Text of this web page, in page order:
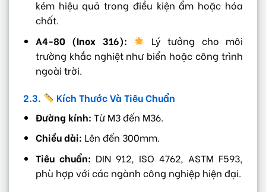
kém hiệu quả trong điều kiện ẩm hoặc hóa
chất.
A4-80 (Inox 316):
Lý tưởng cho môi
trường khắc nghiệt như biển hoặc công trình
ngoài trời.
2.3.
Kích Thước Và Tiêu Chuẩn
Đường kính: Từ M3 đến M36.
Chiều dài: Lên đến 300mm.
Tiêu chuẩn: DIN 912, ISO 4762, ASTM F593,
phù hợp với các ngành công nghiệp hiện đại.